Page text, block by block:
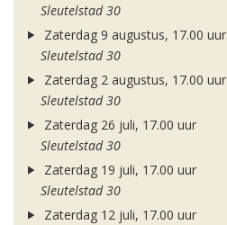
Sleutelstad 30
Zaterdag 9 augustus, 17.00 uur
Sleutelstad 30
Zaterdag 2 augustus, 17.00 uur
Sleutelstad 30
Zaterdag 26 juli, 17.00 uur
Sleutelstad 30
Zaterdag 19 juli, 17.00 uur
Sleutelstad 30
Zaterdag 12 juli, 17.00 uur